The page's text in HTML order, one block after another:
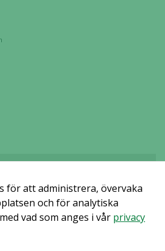
inställningar hindrar dig från att se detta
avstängt.
för att administrera, övervaka
och för analytiska
vad som anges i vår privacy